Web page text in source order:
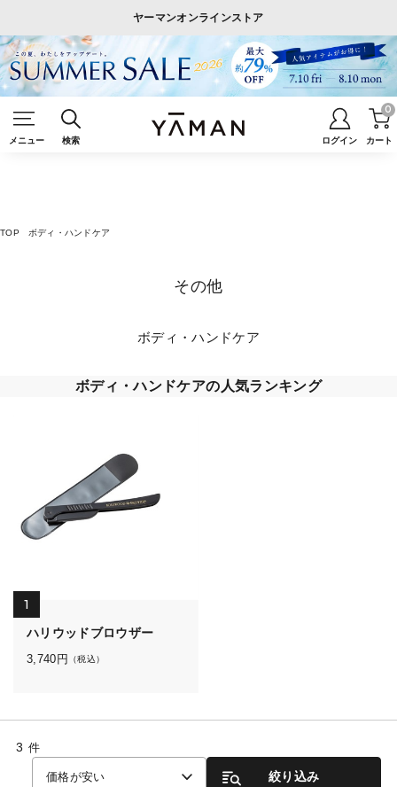
ヤーマンオンラインストア
メニュー 検索 ログイン カート
0
TOP ボディ・ハンドケア
その他
ボディ・ハンドケア
ボディ・ハンドケアの人気ランキング
1
ハリウッドブロウザー
3,740円 （税込）
3 件
価格が安い 絞り込み